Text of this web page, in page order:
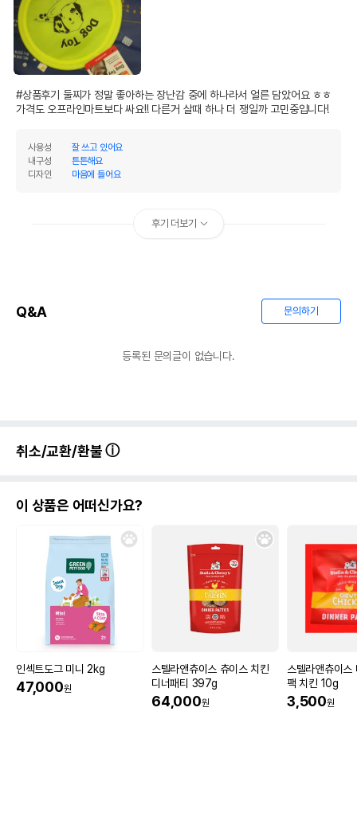
#상품후기 둘찌가 정말 좋아하는 장난감 중에 하나라서 얼른 담았어요 ㅎㅎ
가격도 오프라인마트보다 싸요!! 다른거 살때 하나 더 쟁일까 고민중입니다!
사용성
잘 쓰고 있어요
내구성
튼튼해요
디자인
마음에 들어요
후기 더보기
Q&A 문의하기
등록된 문의글이 없습니다.
취소/교환/환불
이 상품은 어떠신가요?
인섹트도그 미니 2kg
47,000원
스텔라앤츄이스 츄이스 치킨
디너패티 397g
64,000원
스텔라앤츄이스
팩 치킨 10g
3,500원